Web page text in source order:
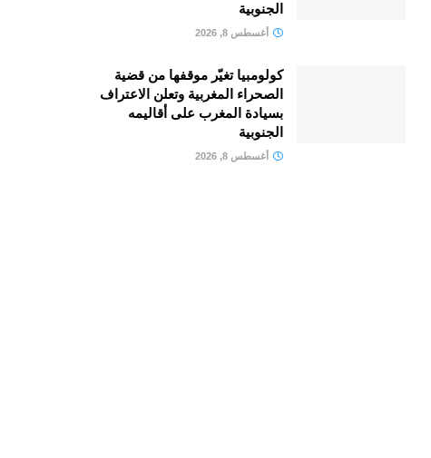
الجنوبية
أغسطس 8, 2026
كولومبيا تغيّر موقفها من قضية
الصحراء المغربية وتعلن الاعتراف
بسيادة المغرب على أقاليمه
الجنوبية
أغسطس 8, 2026